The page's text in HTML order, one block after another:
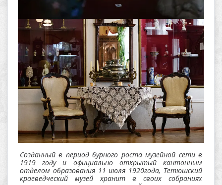
Созданный в период бурного роста музейной сети в
1919 году и официально открытый кантонным
отделом образования 11 июля 1920года, Тетюшский
краеведческий музей хранит в своих собраниях